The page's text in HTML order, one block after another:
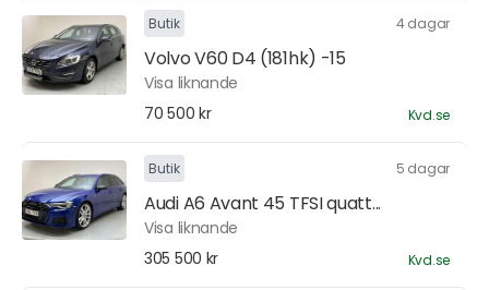
Butik 4 dagar
Volvo V60 D4 (181hk) -15
Visa liknande
70 500 kr
Kvd.se
Butik 5 dagar
Audi A6 Avant 45 TFSI quatt...
Visa liknande
305 500 kr
Kvd.se